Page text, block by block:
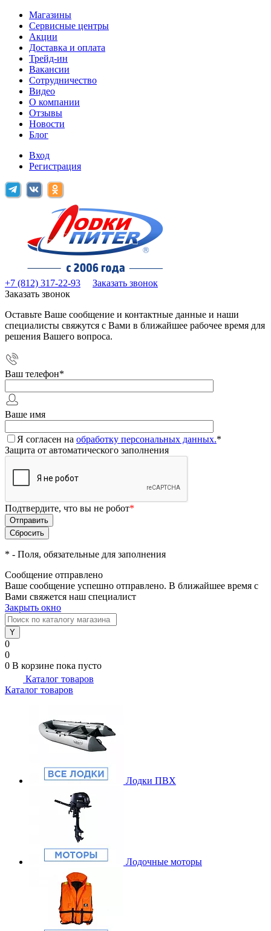
Магазины
Сервисные центры
Акции
Доставка и оплата
Трейд-ин
Вакансии
Сотрудничество
Видео
О компании
Отзывы
Новости
Блог
Вход
Регистрация
+7 (812) 317-22-93
Заказать звонок
Заказать звонок
Оставьте Ваше сообщение и контактные данные и наши
специалисты свяжутся с Вами в ближайшее рабочее время для
решения Вашего вопроса.
Ваш телефон*
Ваше имя
Я согласен на обработку персональных данных.*
Защита от автоматического заполнения
Подтвердите, что вы не робот*
* - Поля, обязательные для заполнения
Сообщение отправлено
Ваше сообщение успешно отправлено. В ближайшее время с
Вами свяжется наш специалист
Закрыть окно
0
0
0 В корзине пока пусто
Каталог товаров
Каталог товаров
Лодки ПВХ
Лодочные моторы